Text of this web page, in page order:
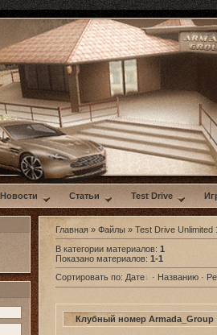
Новости Статьи Test Drive
Главная » Файлы » Test Drive Unlimited
В категории материалов: 1
Показано материалов: 1-1
Сортировать по: Дате · Названию ·
Клубный номер Armada_Group